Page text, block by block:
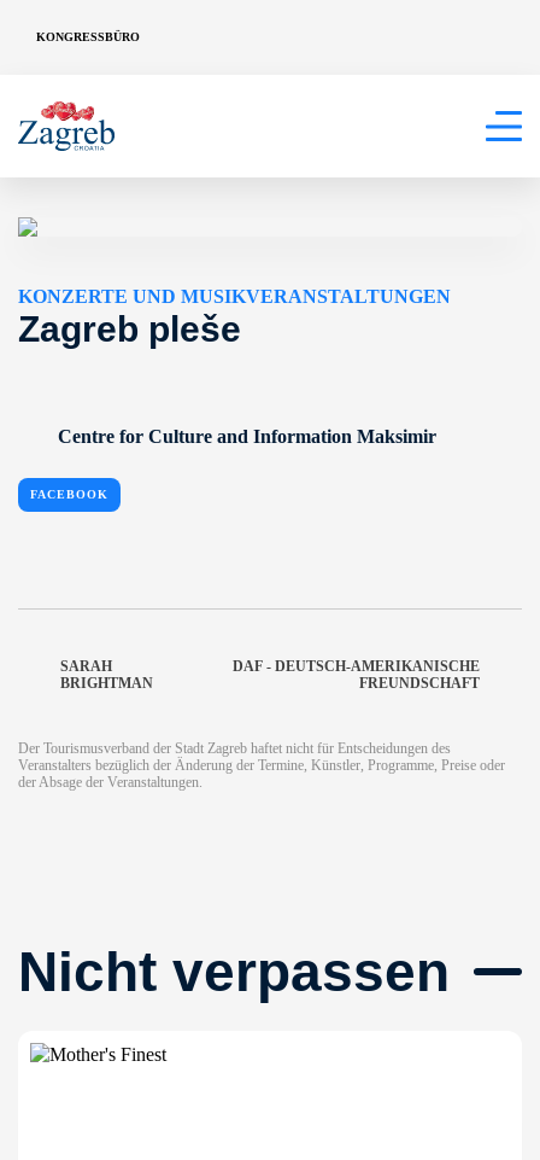
KONGRESSBÜRO
KONZERTE UND MUSIKVERANSTALTUNGEN
Zagreb pleše
Centre for Culture and Information Maksimir
FACEBOOK
SARAH
BRIGHTMAN
DAF - DEUTSCH-AMERIKANISCHE
FREUNDSCHAFT
Der Tourismusverband der Stadt Zagreb haftet nicht für Entscheidungen des
Veranstalters bezüglich der Änderung der Termine, Künstler, Programme, Preise oder
der Absage der Veranstaltungen.
Nicht verpassen